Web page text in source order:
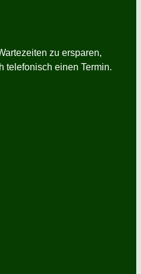
zu ersparen,
telefonisch einen Termin.